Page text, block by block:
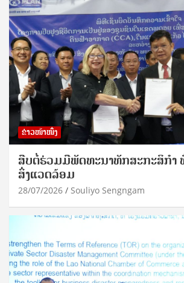
ຂ່າວໜ້າໜຶ່ງ
ສືບຕໍ່ຮ່ວມມືພັດທະນາທັກສະກະສິກຳ
ສິ່ງແວດລ້ອມ
28/07/2026 Souliyo Sengngam